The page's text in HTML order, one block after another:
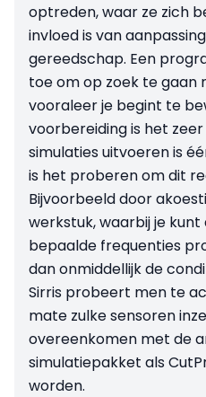
optreden, waar ze zich
invloed is van
gereedschap. Een
toe om op zoek te gaan
vooraleer je begint te
voorbereiding is het
simulaties uitvoeren is
is het proberen om dit
Bijvoorbeeld door
werkstuk, waarbij je
bepaalde frequenties
dan onmiddellijk de
Sirris probeert men te
mate zulke sensoren
overeenkomen met de
simulatiepakket als
worden.